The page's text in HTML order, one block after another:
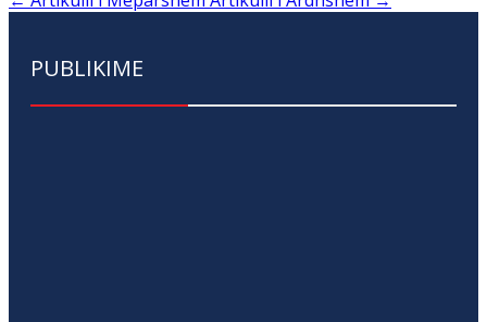
PUBLIKIME